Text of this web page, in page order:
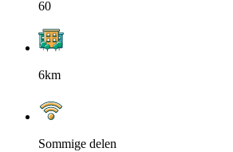
60
6km
Sommige delen